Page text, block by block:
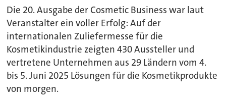
Die 20. Ausgabe der Cosmetic Business war laut
Veranstalter ein voller Erfolg: Auf der
internationalen Zuliefermesse für die
Kosmetikindustrie zeigten 430 Aussteller und
vertretene Unternehmen aus 29 Ländern vom 4.
bis 5. Juni 2025 Lösungen für die Kosmetikprodukte
von morgen.